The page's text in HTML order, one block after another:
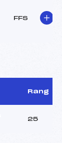
FFS
Rang
25